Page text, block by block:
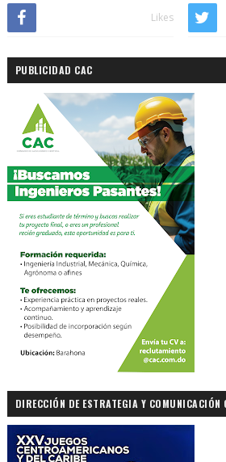
Likes
PUBLICIDAD CAC
DIRECCIÓN DE ESTRATEGIA Y COMUNICACIÓN